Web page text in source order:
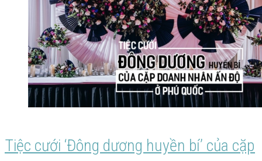
cách
boho
của
cặp
doanh
nhân
Tiệc cưới ‘Đông dương huyền bí’ của cặp